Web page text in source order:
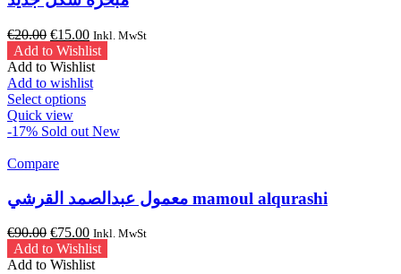
€20.00 Original
price
was:
€20.00.
€15.00Current
price
is:
€15.00.
Inkl. MwSt
Add to Wishlist
Add to Wishlist
Add to wishlist
Select optionsThis
has
options
may
be
chosen
on
Quick view
-17% Sold out New
Compare
معمول عبدالصمد القرشي mamoul alqurashi
€90.00 Original
price
was:
€75.00Current
price
is:
Inkl. MwSt
Add to Wishlist
Add to Wishlist